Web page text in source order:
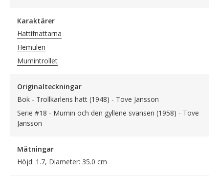
Karaktärer
Hattifnattarna
Hemulen
Mumintrollet
Originalteckningar
Bok - Trollkarlens hatt (1948) - Tove Jansson
Serie #18 - Mumin och den gyllene svansen (1958) - Tove
Jansson
Mätningar
Höjd: 1.7, Diameter: 35.0 cm